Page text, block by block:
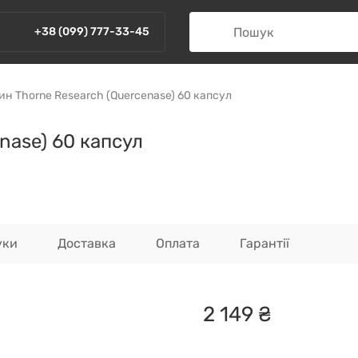
+38 (099) 777-33-45
Thorne Research (Quercenase) 60 капсул
60 капсул
Доставка Оплата Гарантії
2 149 ₴